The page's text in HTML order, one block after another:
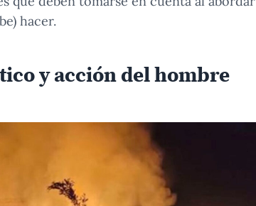
hacer.
y acción del hombre